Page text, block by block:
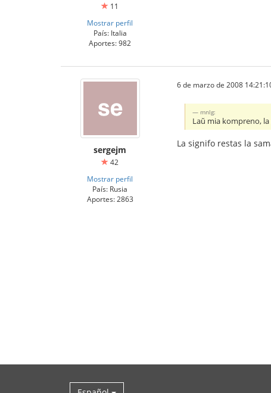
11
Mostrar perfil
País: Italia
Aportes: 982
sergejm
42
Mostrar perfil
País: Rusia
Aportes: 2863
6 de marzo de 2008
mnlg:
Laŭ mia kompreno, la
La signifo restas la